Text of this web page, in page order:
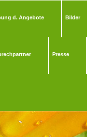
d. Angebote Bilder
Presse